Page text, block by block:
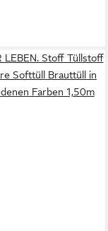
LEBEN. Stoff Tüllstoff
Softtüll Brauttüll in
Farben 1,50m